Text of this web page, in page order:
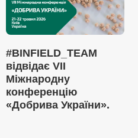
#BINFIELD_TEAM
відвідає VII
Міжнародну
конференцію
«Добрива України».